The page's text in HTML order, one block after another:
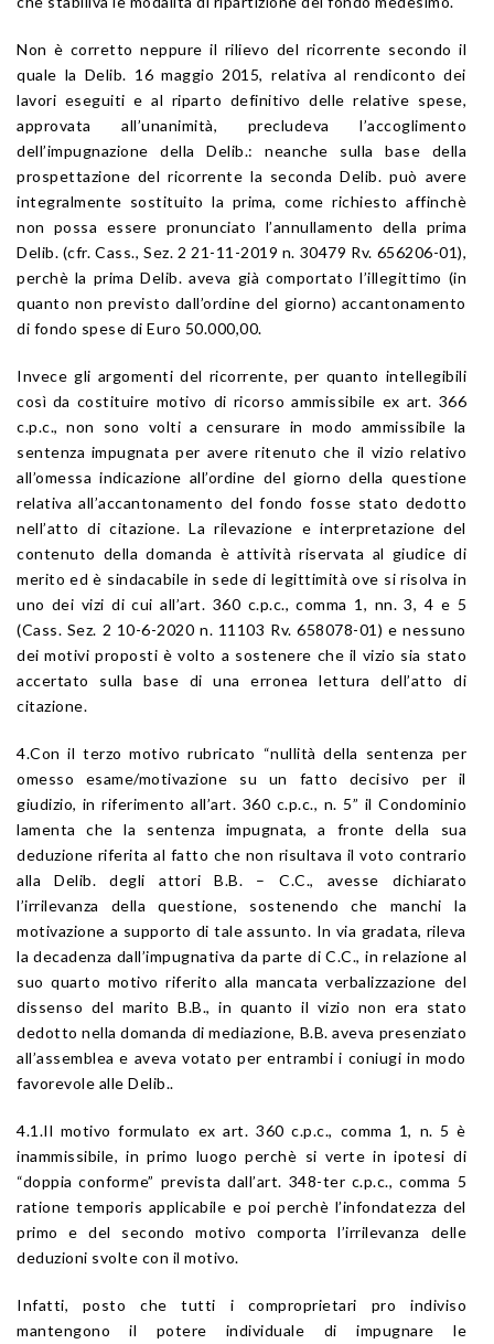
Non è corretto neppure il rilievo del ricorrente secondo il
quale la Delib. 16 maggio 2015, relativa al rendiconto dei
lavori eseguiti e al riparto definitivo delle relative spese,
approvata all’unanimità, precludeva l’accoglimento
dell’impugnazione della Delib.: neanche sulla base della
prospettazione del ricorrente la seconda Delib. può avere
integralmente sostituito la prima, come richiesto affinchè
non possa essere pronunciato l’annullamento della prima
Delib. (cfr. Cass., Sez. 2 21-11-2019 n. 30479 Rv. 656206-01),
perchè la prima Delib. aveva già comportato l’illegittimo (in
quanto non previsto dall’ordine del giorno) accantonamento
di fondo spese di Euro 50.000,00.
Invece gli argomenti del ricorrente, per quanto intellegibili
così da costituire motivo di ricorso ammissibile ex art. 366
c.p.c., non sono volti a censurare in modo ammissibile la
sentenza impugnata per avere ritenuto che il vizio relativo
all’omessa indicazione all’ordine del giorno della questione
relativa all’accantonamento del fondo fosse stato dedotto
nell’atto di citazione. La rilevazione e interpretazione del
contenuto della domanda è attività riservata al giudice di
merito ed è sindacabile in sede di legittimità ove si risolva in
uno dei vizi di cui all’art. 360 c.p.c., comma 1, nn. 3, 4 e 5
(Cass. Sez. 2 10-6-2020 n. 11103 Rv. 658078-01) e nessuno
dei motivi proposti è volto a sostenere che il vizio sia stato
accertato sulla base di una erronea lettura dell’atto di
citazione.
4.Con il terzo motivo rubricato “nullità della sentenza per
omesso esame/motivazione su un fatto decisivo per il
giudizio, in riferimento all’art. 360 c.p.c., n. 5” il Condominio
lamenta che la sentenza impugnata, a fronte della sua
deduzione riferita al fatto che non risultava il voto contrario
alla Delib. degli attori B.B. – C.C., avesse dichiarato
l’irrilevanza della questione, sostenendo che manchi la
motivazione a supporto di tale assunto. In via gradata, rileva
la decadenza dall’impugnativa da parte di C.C., in relazione al
suo quarto motivo riferito alla mancata verbalizzazione del
dissenso del marito B.B., in quanto il vizio non era stato
dedotto nella domanda di mediazione, B.B. aveva presenziato
all’assemblea e aveva votato per entrambi i coniugi in modo
favorevole alle Delib..
4.1.Il motivo formulato ex art. 360 c.p.c., comma 1, n. 5 è
inammissibile, in primo luogo perchè si verte in ipotesi di
“doppia conforme” prevista dall’art. 348-ter c.p.c., comma 5
ratione temporis applicabile e poi perchè l’infondatezza del
primo e del secondo motivo comporta l’irrilevanza delle
deduzioni svolte con il motivo.
Infatti, posto che tutti i comproprietari pro indiviso
mantengono il potere individuale di impugnare le